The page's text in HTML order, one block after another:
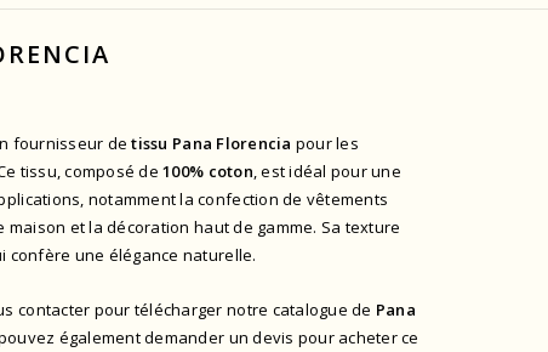
fournisseur detissu Pana Florencia pour les
tissu, composé de100% coton, est idéal pour une
notamment la confection de vêtements
maison et la décoration haut de gamme. Sa texture
confère une élégance naturelle.
contacter pour télécharger notre catalogue de Pana
également demander un devis pour acheter ce